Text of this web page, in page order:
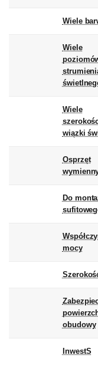
Wiele
Wiele
Wiele
wiązki
Osprzęt
Do
mocy
obudowy
InwestS